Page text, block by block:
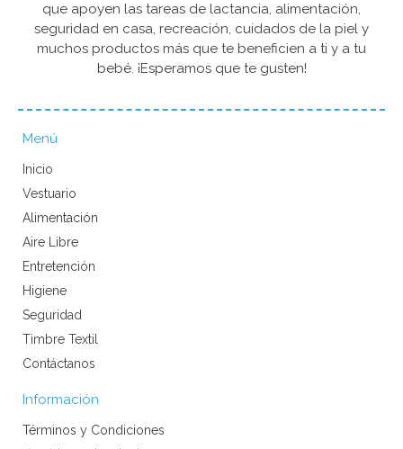
que apoyen las tareas de lactancia, alimentación,
seguridad en casa, recreación, cuidados de la piel y
muchos productos más que te beneficien a ti y a tu
bebé. ¡Esperamos que te gusten!
Menú
Inicio
Vestuario
Alimentación
Aire Libre
Entretención
Higiene
Seguridad
Timbre Textil
Contáctanos
Información
Términos y Condiciones